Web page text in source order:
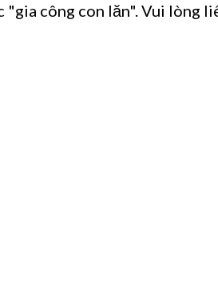
"gia công con lăn". Vui lòng